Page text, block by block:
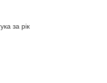
за рік